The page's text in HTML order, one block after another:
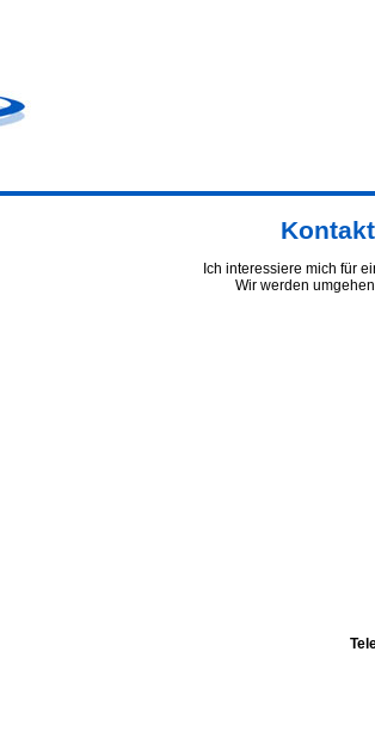
Ich interessiere mich für
Wir werden